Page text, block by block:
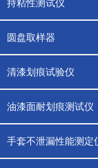
持粘性测试仪
圆盘取样器
清漆划痕试验仪
油漆面耐划痕测试仪
手套不泄漏性能测定